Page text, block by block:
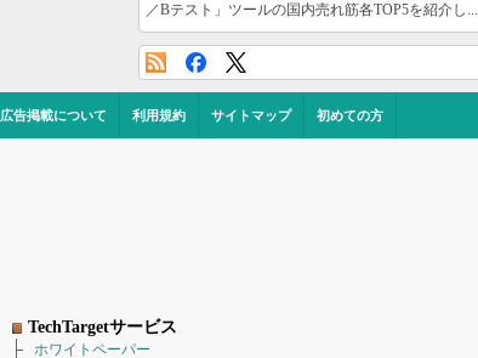
／Bテスト」ツールの国内売れ筋各TOP5を紹介し...
広告掲載について 利用規約 サイトマップ 初めての方
TechTargetサービス
ホワイトペーパー